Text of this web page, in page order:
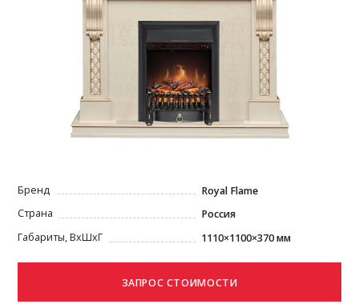
Бренд
Royal Flame
Страна
Россия
Габариты, ВxШxГ
1110×1100×370 мм